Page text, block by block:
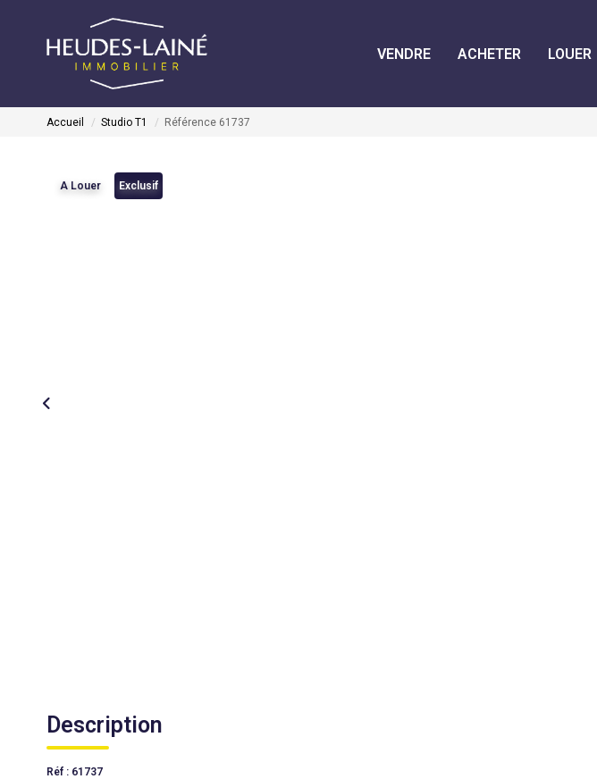
VENDRE ACHETER LOUER
Accueil Studio T1 Référence 61737
A Louer Exclusif
Description
Réf : 61737